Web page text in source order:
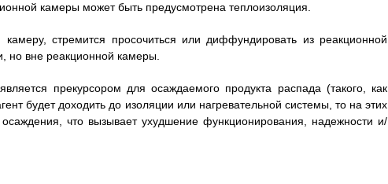
камеры может быть предусмотрена теплоизоляция.
стремится просочиться или диффундировать из реакционной
но вне реакционной камеры.
прекурсором для осаждаемого продукта распада (такого, как
будет доходить до изоляции или нагревательной системы, то на этих
осаждения, что вызывает ухудшение функционирования, надежности и/